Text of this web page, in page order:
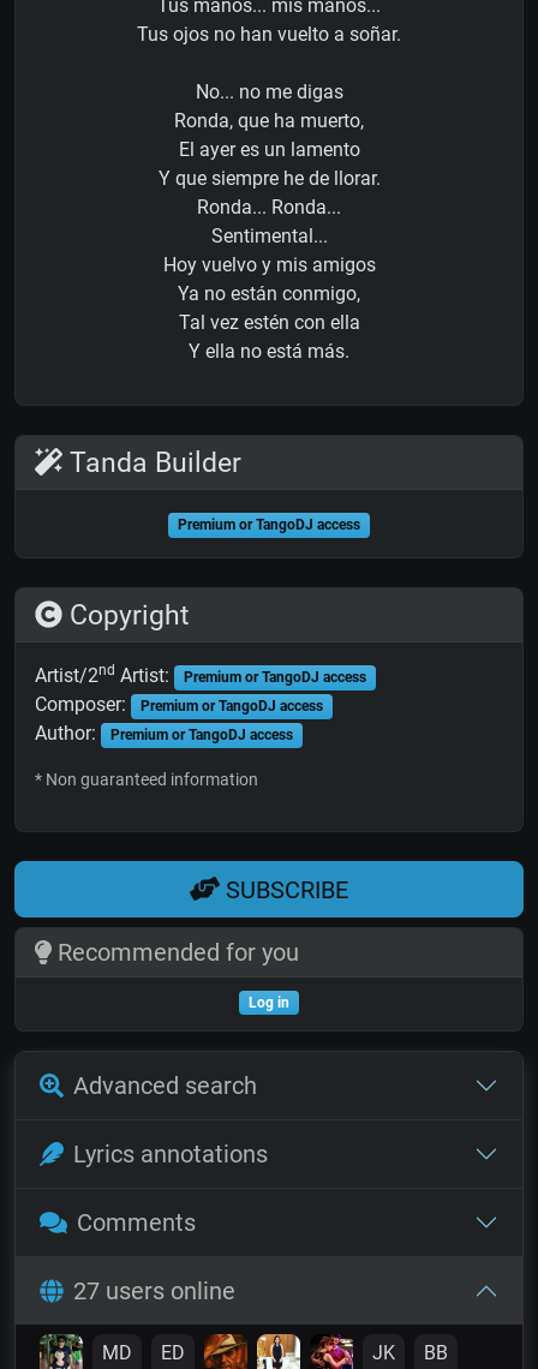
Tus manos... mis manos...
Tus ojos no han vuelto a soñar.
No... no me digas
Ronda, que ha muerto,
El ayer es un lamento
Y que siempre he de llorar.
Ronda... Ronda...
Sentimental...
Hoy vuelvo y mis amigos
Ya no están conmigo,
Tal vez estén con ella
Y ella no está más.
Tanda Builder
Premium or TangoDJ access
Copyright
Artist/2nd Artist: Premium or TangoDJ access
Composer: Premium or TangoDJ access
Author: Premium or TangoDJ access
* Non guaranteed information
SUBSCRIBE
Recommended for you
Log in
Advanced search
Lyrics annotations
Comments
27 users online
MD ED JK BB